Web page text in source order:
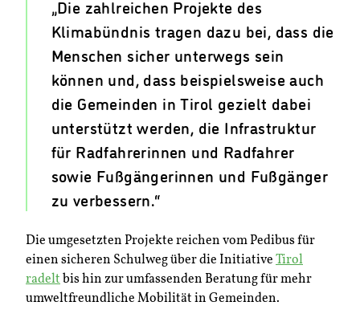
„Die zahlreichen Projekte des
Klimabündnis tragen dazu bei, dass die
Menschen sicher unterwegs sein
können und, dass beispielsweise auch
die Gemeinden in Tirol gezielt dabei
unterstützt werden, die Infrastruktur
für Radfahrerinnen und Radfahrer
sowie Fußgängerinnen und Fußgänger
zu verbessern.“
Die umgesetzten Projekte reichen vom Pedibus für
einen sicheren Schulweg über die Initiative Tirol
radelt bis hin zur umfassenden Beratung für mehr
umweltfreundliche Mobilität in Gemeinden.